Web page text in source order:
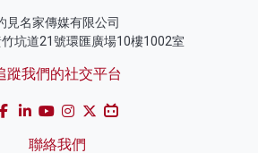
見名家傳媒有限公司
坑道21號環匯廣場10樓1002室
蹤我們的社交平台
聯絡我們